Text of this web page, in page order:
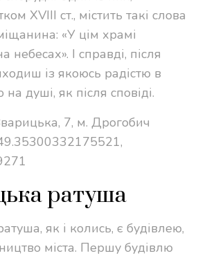
XVIII ст., містить такі слова
«У цім храмі
небесах». І справді, після
із якоюсь радістю в
на душі, як після сповіді.
7, м. Дрогобич
ратуша
як і колись, є будівлею,
міста. Першу будівлю